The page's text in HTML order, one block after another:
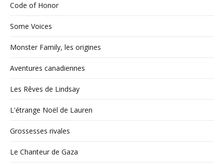
Code of Honor
Some Voices
Monster Family, les origines
Aventures canadiennes
Les Rêves de Lindsay
L'étrange Noël de Lauren
Grossesses rivales
Le Chanteur de Gaza